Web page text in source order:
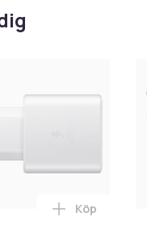
Samsung 25W -
Lägg till
Köp